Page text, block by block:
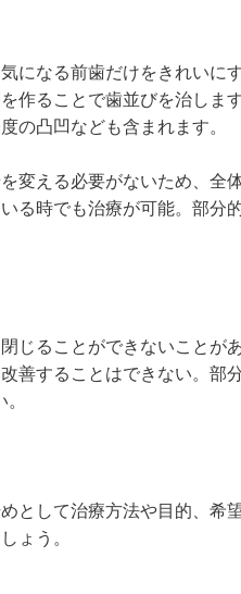
になる前歯だけをきれいに
作ることで歯並びを治しま
の凸凹なども含まれます。
を変える必要がないため、
いる時でも治療が可能。部
閉じることができないこと
善することはできない。部
として治療方法や目的、希
ょう。